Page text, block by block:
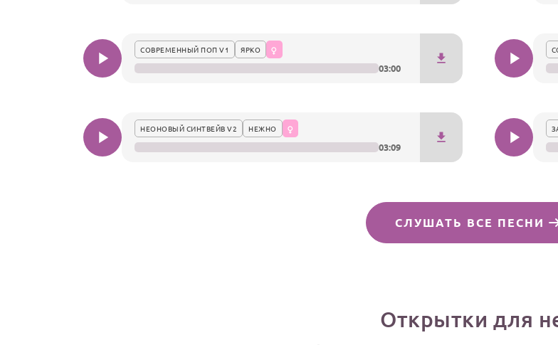
СОВРЕМЕННЫЙ ПОП V1 ЯРКО
03:00
НЕОНОВЫЙ СИНТВЕЙВ V2 НЕЖНО
03:09
СЛУШАТЬ ВСЕ ПЕСНИ
Открытки для